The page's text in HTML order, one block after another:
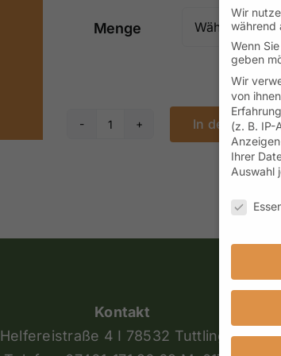
Menge
Früchtetee
In den
Kontakt
Helfereistraße 4 I 78532 Tuttlingen
Wir
während
Wenn
geben
Wir
von
(z. B. IP-
Ihrer
Auswahl